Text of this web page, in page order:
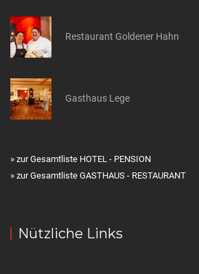
Restaurant Goldener Hahn
Gasthaus Lege
» zur Gesamtliste HOTEL - PENSION
» zur Gesamtliste GASTHAUS - RESTAURANT
Nützliche Links